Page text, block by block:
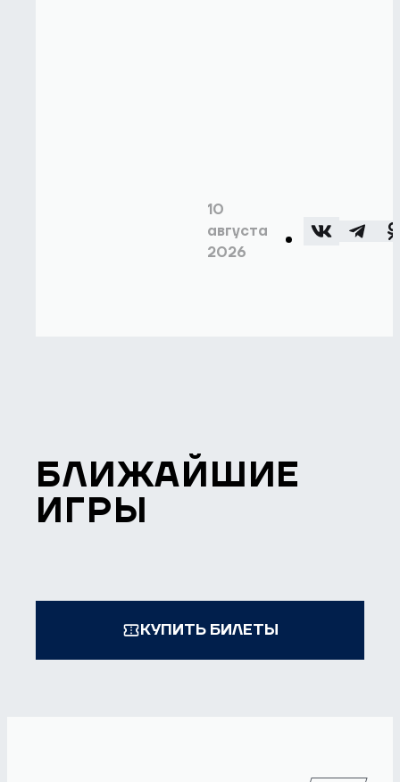
10
августа
2026
БЛИЖАЙШИЕ
ИГРЫ
КУПИТЬ БИЛЕТЫ